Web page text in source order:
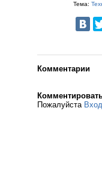
Тема:
Комментарии
Пожалуйста Вход